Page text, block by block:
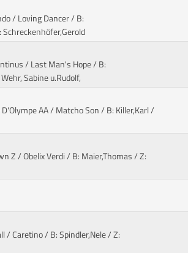
/ Loving Dancer/ B:
/ Last Man's Hope/ B:
Sabine u.Rudolf,
AA / Matcho Son/ B: Killer,Karl /
Z / Obelix Verdi/ B: Maier,Thomas / Z:
/ Caretino/ B: Spindler,Nele / Z: